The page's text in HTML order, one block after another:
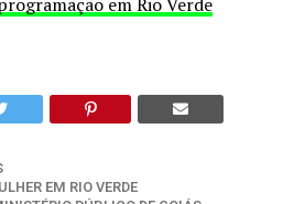
EM RIO VERDE